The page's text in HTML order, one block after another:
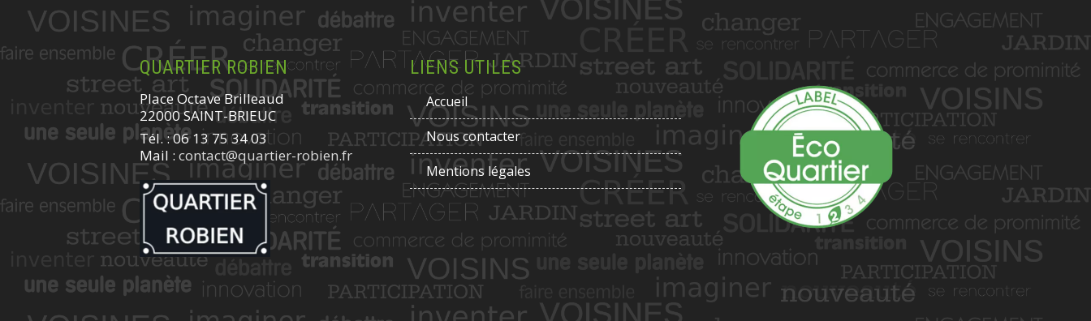
QUARTIER ROBIEN
Place Octave Brilleaud
22000 SAINT-BRIEUC
Tél. : 06 13 75 34 03
Mail : contact@quartier-robien.fr
LIENS UTILES
Accueil
Nous contacter
Mentions légales